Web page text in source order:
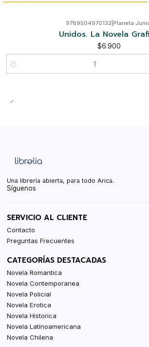
9789504970132 Planeta
Unidos. La Novela
$6.900
Cantidad
Una librería abierta, para todo Arica.
Síguenos
SERVICIO AL CLIENTE
Contacto
Preguntas Frecuentes
CATEGORÍAS DESTACADAS
Novela Romantica
Novela Contemporanea
Novela Policial
Novela Erotica
Novela Historica
Novela Latinoamericana
Novela Chilena